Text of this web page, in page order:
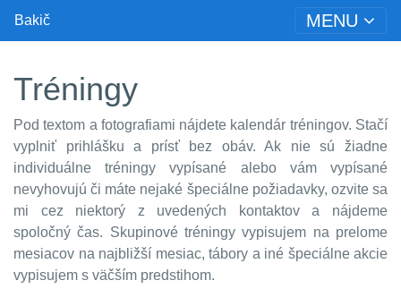
Bakič MENU
Tréningy
Pod textom a fotografiami nájdete kalendár tréningov. Stačí
vyplniť prihlášku a prísť bez obáv. Ak nie sú žiadne
individuálne tréningy vypísané alebo vám vypísané
nevyhovujú či máte nejaké špeciálne požiadavky, ozvite sa
mi cez niektorý z uvedených kontaktov a nájdeme
spoločný čas. Skupinové tréningy vypisujem na prelome
mesiacov na najbližší mesiac, tábory a iné špeciálne akcie
vypisujem s väčším predstihom.